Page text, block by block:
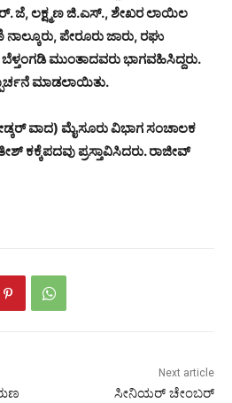
ಜೆ, ಲಕ್ಷ್ಮಣ ಜಿ.ಎಸ್., ಶೇಖರ ಲಾಯಿಲ
ಪೇರೂರು ಜಾರು, ರಘು
ಮುಂತಾದವರು ಭಾಗವಹಿಸಿದ್ದರು.
ಮಾಡಲಾಯಿತು.
ವಾದ) ಮೈಸೂರು ವಿಭಾಗ ಸಂಚಾಲಕ
ಕಕ್ಕೆಪದವು ಪ್ರಸ್ತಾವಿಸಿದರು. ರಾಜೀವ್
Next article
ಸೀನಿಯರ್ ಚೇಂಬರ್